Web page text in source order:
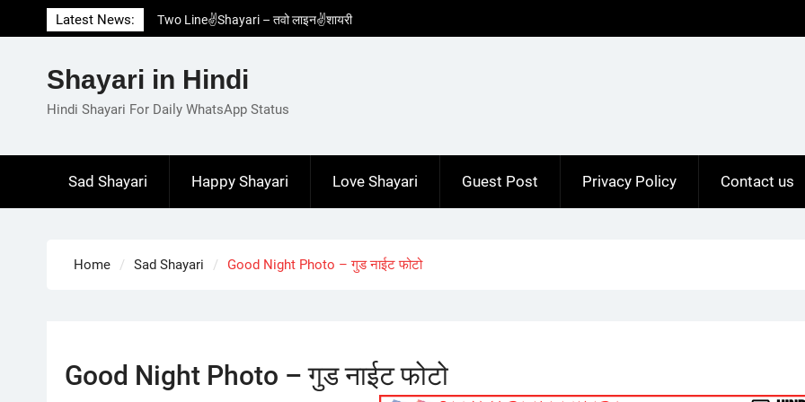
to
Latest News:
Two Line✌️Shayari – तवो लाइन✌️शायरी
Love😓Lines In Hindi – लव😓लाइन्स इन हिंदी
Love🥳Poetry In Hindi – लव🥳पोएट्री इन हिंदी
1 Line☝️Shayari In Hindi – १ लाइन☝️शायरी इन
Shayari in Hindi
Hindi Shayari For Daily WhatsApp Status
Sad Shayari Happy Shayari Love Shayari Guest Post Privacy Policy Contact us
Home Sad Shayari Good Night Photo – गुड नाईट फोटो
Good Night Photo – गुड नाईट फोटो